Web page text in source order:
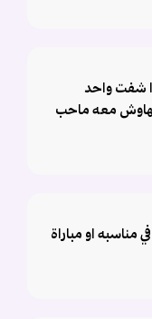
شفت واحد
معه ماحب
مناسبه او مباراة